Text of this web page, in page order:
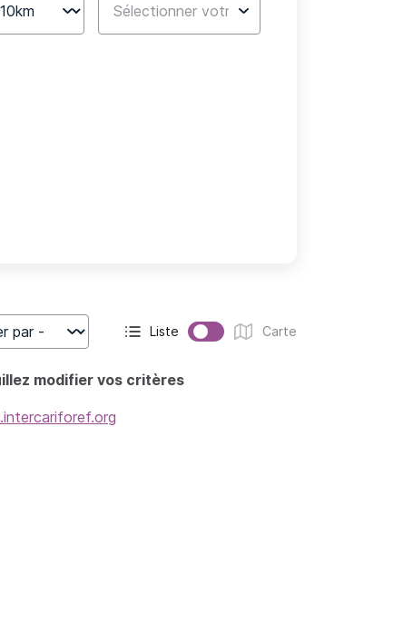
Affichage actif :
Liste
Affichage :
Carte
modifier vos critères